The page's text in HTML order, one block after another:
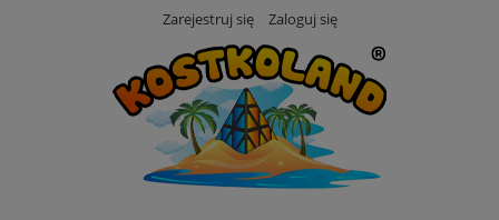
Zarejestruj się Zaloguj się